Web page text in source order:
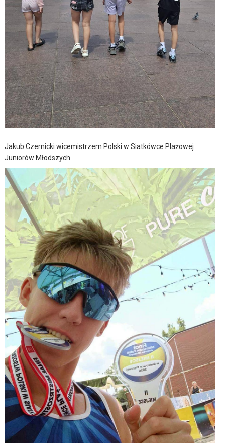
Jakub Czernicki wicemistrzem Polski w Siatkówce Plażowej
Juniorów Młodszych